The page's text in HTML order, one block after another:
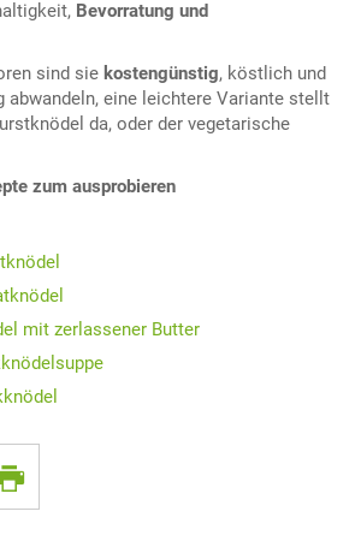
Bevorratung und
sind sie kostengünstig, köstlich und
abwandeln, eine leichtere Variante stellt
da, oder der vegetarische
zum ausprobieren
mit zerlassener Butter